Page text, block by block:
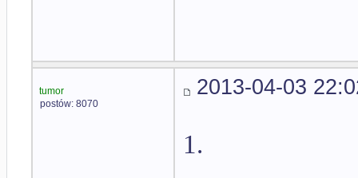
tumor
postów: 8070
2013-04-03
1.